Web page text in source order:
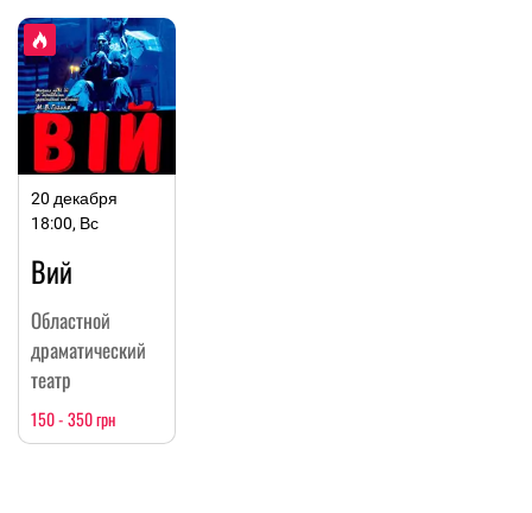
20 декабря
18:00, Вс
Вий
Областной
драматический
театр
150 - 350 грн